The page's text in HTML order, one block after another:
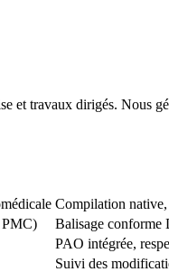
et travaux dirigés. Nous
Compilation native,
PMC)
Balisage conforme
PAO intégrée,
Suivi des